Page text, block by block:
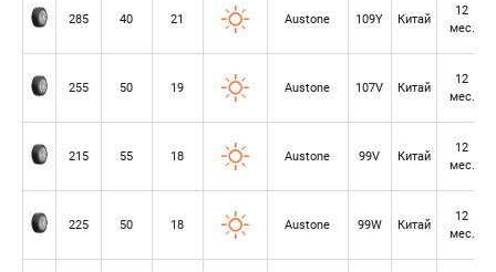
285 40 21 Austone 109Y Китай
12
мес.
255 50 19 Austone 107V Китай
12
мес.
215 55 18 Austone 99V Китай
12
мес.
225 50 18 Austone 99W Китай
12
мес.